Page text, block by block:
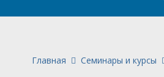
Главная Семинары и курсы